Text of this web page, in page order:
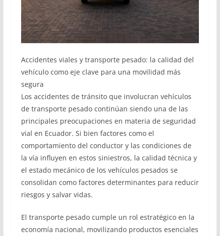
Accidentes viales y transporte pesado: la calidad del
vehículo como eje clave para una movilidad más
segura
Los accidentes de tránsito que involucran vehículos
de transporte pesado continúan siendo una de las
principales preocupaciones en materia de seguridad
vial en Ecuador. Si bien factores como el
comportamiento del conductor y las condiciones de
la vía influyen en estos siniestros, la calidad técnica y
el estado mecánico de los vehículos pesados se
consolidan como factores determinantes para reducir
riesgos y salvar vidas.
El transporte pesado cumple un rol estratégico en la
economía nacional, movilizando productos esenciales